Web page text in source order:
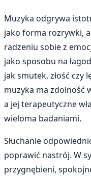
Muzyka odgrywa
jako forma rozrywki,
radzeniu sobie z
jako sposobu na
jak smutek, złość czy
muzyka ma zdolność
a jej terapeutyczne
wieloma badaniami.
Słuchanie
poprawić nastrój. W
przygnębieni,